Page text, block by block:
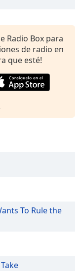
Radio Box para
de radio en
que esté!
To Rule the